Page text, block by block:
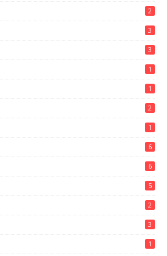
2
3
3
1
1
2
1
6
6
5
2
3
1